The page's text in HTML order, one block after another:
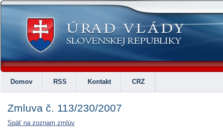
Domov RSS Kontakt CRZ
Zmluva č. 113/230/2007
Späť na zoznam zmlúv